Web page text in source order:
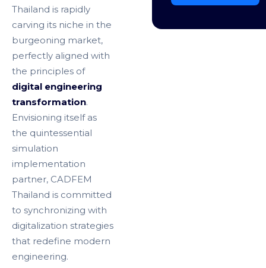
Thailand is rapidly
carving its niche in the
burgeoning market,
perfectly aligned with
the principles of
digital engineering
transformation.
Envisioning itself as
the quintessential
simulation
implementation
partner, CADFEM
Thailand is committed
to synchronizing with
digitalization strategies
that redefine modern
engineering.